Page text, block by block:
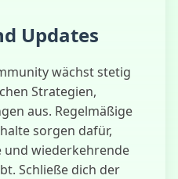
Updates
wächst stetig
Strategien,
aus. Regelmäßige
sorgen dafür,
und wiederkehrende
Schließe dich der